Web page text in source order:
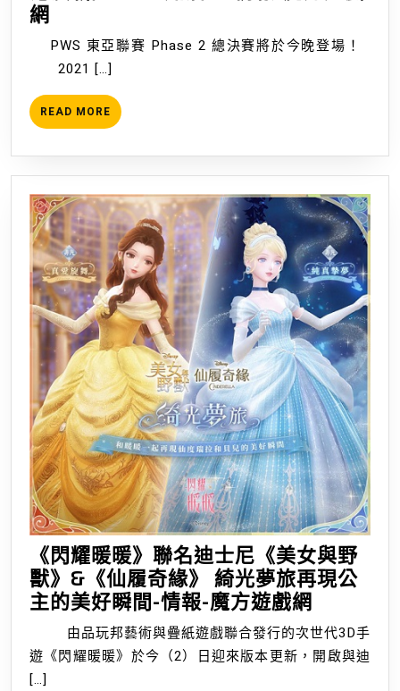
放
粉
絲
團
互
動
劇
場
白
夜
極
光
號
即
日
起
航-
情
報-
魔
方
遊
戲
網
網
地
求
生》
DNW
逆
轉
奪
下
第
五
週
週
冠
軍
PWS
總
決
賽
今
晚
登
場，
為
台
港
澳
戰
隊
PWS 東亞聯賽 Phase 2 總決賽將於今晚登場！
2021 […]
READ MORE READ
MORE
《閃耀暖暖》聯名迪士尼《美女與野
獸》&《仙履奇緣》 綺光夢旅再現公
主的美好瞬間-情報-魔方遊戲網
耀
暖
暖》
由品玩邦藝術與疊紙遊戲聯合發行的次世代3D手
遊《閃耀暖暖》於今（2）日迎來版本更新，開啟與迪
[…]